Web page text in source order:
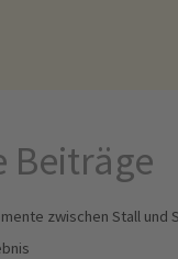
Beiträge
zwischen Stall und